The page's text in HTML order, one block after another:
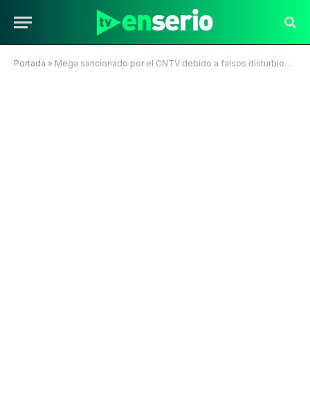
Portada » Mega sancionado por el CNTV debido a falsos disturbios durante el 8M